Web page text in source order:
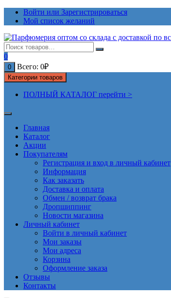
ПерейтиВойти или Зарегистрироваться
Мой список желаний
0
0 Всего: 0₽
Категории товаров
ПОЛНЫЙ КАТАЛОГ перейти >
Главная
Каталог
Акции
Покупателям
Регистрация и вход в личный кабинет
Информация
Как заказать
Доставка и оплата
Обмен / возврат брака
Дропшиппинг
Новости магазина
Личный кабинет
Войти в личный кабинет
Мои заказы
Мои адреса
Корзина
Оформление заказа
Отзывы
Контакты